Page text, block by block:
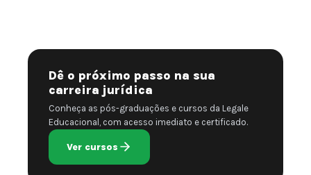
Dê o próximo passo na sua
carreira jurídica
Conheça as pós-graduações e cursos da Legale
Educacional, com acesso imediato e certificado.
Ver cursos